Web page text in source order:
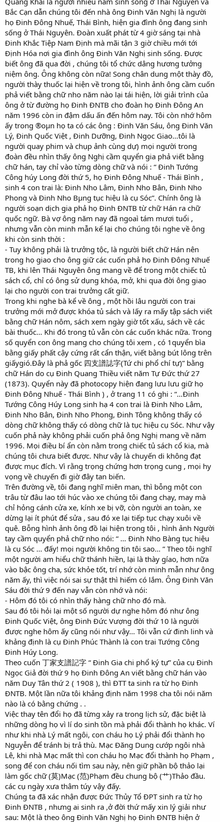
Bắc Cạn dẫn chúng tôi đến nhà ông Đinh Văn Nghị là người
họ Đinh Đông Nhuế, Thái Bình, hiện gia đình ông đang sinh
sống ở Thái Nguyên. Đoàn xuất phát từ 4 giờ sáng tại nhà
Đinh Khắc Tiệp Nam Định mà mãi tận 3 giờ chiều mới tới
Định Hóa nơi gia đình ông Đinh Văn Nghị sinh sống. Được
biết ông đã qua đời , chúng tôi tổ chức dâng hương tưởng
niệm ông. Ông không còn nữa! Song chân dung một thày đồ,
người thày thuốc lại hiện về trong tôi, hình ảnh ông cầm cuốn
phả viết bằng chữ nho năm nào lại tái hiện, lời giải trình của
ông ở từ đường họ Đinh ĐNTB cho đoàn họ Đinh Đông An
năm 1996 còn in đậm dấu ấn đến hôm nay. Tôi còn nhớ hôm
ấy trong ®oµn họ ta có các ông : Đinh Văn Sáu, ông Đinh Văn
Lý, Đinh Quốc Việt , Đinh Dưỡng, Đinh Ngọc Giao…tôi là
người quay phim và chụp ảnh cùng dự) mọi người trong
đoàn đều nhìn thấy ông Nghị cầm quyển gia phả viết bằng
chữ hán, tay chỉ vào từng dòng chữ và nói : “ Đinh Tướng
Công húy Long đời thứ 5, họ Đinh Đông Nhuế - Thái Bình ,
sinh 4 con trai là: Đinh Nho Lâm, Đinh Nho Bân, Đinh Nho
Phong và Đinh Nho Bµng tục hiệu là cụ Sóc”. Chính ông là
người soạn dịch gia phả họ Đinh ĐNTB từ chữ Hán ra chữ
quốc ngữ. Bà vợ ông năm nay đã ngoaì tám mươi tuổi ,
nhưng vẫn còn minh mẫn kể lại cho chúng tôi nghe về ông
khi còn sinh thời :
- Tuy không phải là trưởng tộc, là người biết chữ Hán nên
trong họ giao cho ông giữ các cuốn phả họ Đinh Đông Nhuế
TB, khi lên Thái Nguyên ông mang về để trong một chiếc tủ
sách cổ, chỉ có ông sử dụng khóa, mở, khi qua đời ông giao
lại cho người con trai trưởng cất giữ.
Trong khi nghe bà kể về ông , một hồi lâu người con trai
trưởng mới mở được khóa tủ sách và lấy ra mấy tập sách viết
bằng chữ Hán nôm, sách xem ngày giờ tốt xấu, sách về các
bài thuốc… Khi đó trong tủ vẫn còn các cuốn khác nữa. Trong
số quyển con ông mang cho chúng tôi xem , có 1quyển bìa
bằng giấy phất cậy cứng rất cẩn thận, viết bằng bút lông trên
giấygió.Đây là phả gốc 四支譜誌字(Tứ chi phổ chí tự)” bằng
chữ Hán do cụ Đinh Quang Thiều viết năm Tự Đức thứ 27
(1873). Quyển này đã photocopy hiện đang lưu lưu giữ họ
Đinh Đông Nhuế - Thái Bình ) , ở trang 11 có ghi : “…Đinh
Tướng Công Húy Long sinh hạ 4 con trai là Đinh Nho Lâm,
Đinh Nho Bân, Đinh Nho Phong, Đinh Tông không thấy có
dòng chữ không thấy có dòng chữ là tục hiệu cụ Sóc. Như vậy
cuốn phả này không phải cuốn phả ông Nghị mang về năm
1996. Mọi điều bí ẩn còn nằm trong chiếc tủ sách cổ kia, mà
chúng tôi chưa biết được. Như vậy là chuyến di không đạt
được mục đích. Vì rằng trọng chứng hơn trọng cung , mọi hy
vọng về chuyến đi giờ đây tan biến.
Trên đường về, tôi đang nghĩ miên man, thì bỗng một con
trâu từ đâu lao tới húc vào xe chúng tôi đang chạy, may mà
chỉ hỏng cánh cửa xe, kính xe bị vỡ, còn người an toàn, xe
dừng lại ít phút để sửa , sau đó xe lại tiếp tục chạy xuôi về
quê. Bỗng hình ảnh ông đồ lại hiện trong tôi , hình ảnh Người
tay cầm quyển phả chữ nho nói: “ … Đinh Nho Bàng tục hiệu
là cụ Sóc … đấy! mọi người không tin tôi sao… ” Theo tôi nghĩ
một người am hiểu chữ thánh hiền, lại là thày gíao, hơn nữa
vào bậc ông cha, sức khỏe tốt, trí nhớ còn minh mẫn như ông
năm ấy, thì việc nói sai sự thật thì hiếm có lắm. Ông Đinh Văn
Sáu đời thứ 9 đến nay vẫn còn nhớ và nói:
- Hôm đó tôi có nhìn thấy hàng chữ nho đó mà.
Sau đó tôi hỏi lại một số người dự nghe hôm đó như ông
Đinh Quốc Việt, ông Đinh Đức Vượng đời thứ 10 là người
được nghe hôm ấy cũng nói như vậy… Tôi vẫn cứ đinh linh và
khảng định là cụ Đinh Phúc Thành là con trai Tướng Công
Đinh Húy Long.
Theo cuốn 丁家支譜記字 “ Đinh Gia chi phổ ký tự” của cụ Đinh
Ngọc Giả đời thứ 9 họ Đinh Đông An viết bằng chữ hán vào
năm Duy Tân thứ 2 ( 1908 ), thì ĐTT ta sinh ra từ họ Đinh
ĐNTB. Một lần nữa tôi khảng định năm 1998 cha tôi nói năm
nào là có bằng chứng . .
Việc thay tên đổi họ đã từng xảy ra trong lịch sử, đặc biệt là
những dòng họ vì lí do sinh tồn mà phải đổi thành họ khác. Ví
như khi nhà Lý mất ngôi, con cháu họ Lý phải đổi thành họ
Nguyễn để tránh bị trả thù. Mạc Đăng Dung cướp ngôi nhà
Lê, khi nhà Mạc mất thì con cháu họ Mạc đổi thành họ Phạm ,
song để con cháu nối tìm sau này, nên giữ phần bộ thảo lại
làm gốc chữ (莫)Mạc (范)Phạm đều chung bộ (艹)Thảo đầu.
các cụ ngày xưa thâm túy vậy đấy.
Chúng ta đã xác nhận được Đức Thủy Tổ ĐPT sinh ra từ họ
Đinh ĐNTB , nhưng ai sinh ra ,ở đời thứ mấy xin lý giải như
sau: Một là theo ông Đinh Văn Nghị họ Đinh ĐNTB hiện ở